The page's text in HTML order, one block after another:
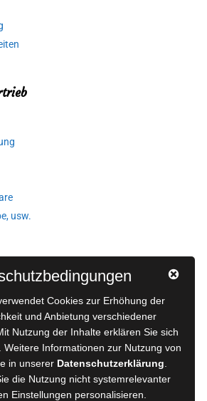
usw.
Cookies zur Erhöhung der
und Anbietung verschiedener
Nutzung der Inhalte erklären Sie sich
Informationen zur Nutzung von
in unserer Datenschutzerklärung
die Nutzung nicht systemrelevanter
Einstellungen personalisieren.